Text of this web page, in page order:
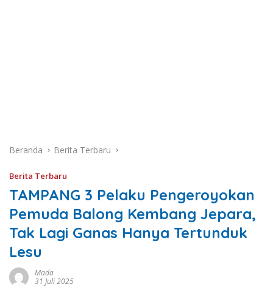
Beranda Berita Terbaru
Berita Terbaru
TAMPANG 3 Pelaku Pengeroyokan
Pemuda Balong Kembang Jepara,
Tak Lagi Ganas Hanya Tertunduk
Lesu
Mada
31 Juli 2025